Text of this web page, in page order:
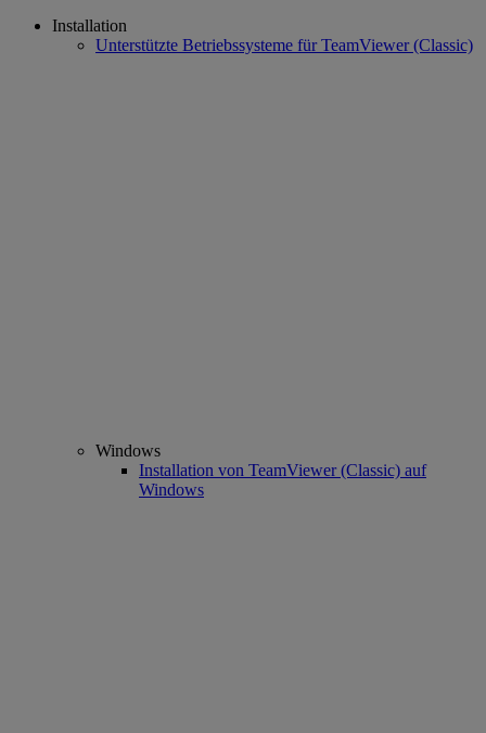
Installation
Unterstützte Betriebssysteme für TeamViewer (Classic)
Windows
Installation von TeamViewer (Classic) auf
Windows